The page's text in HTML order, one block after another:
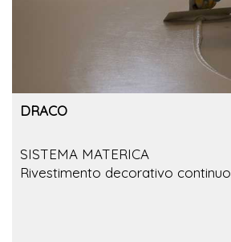
DRACO
SISTEMA MATERICA
Rivestimento decorativo continuo